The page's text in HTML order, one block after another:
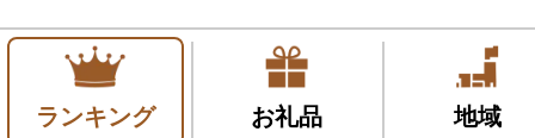
ランキング お礼品 地域